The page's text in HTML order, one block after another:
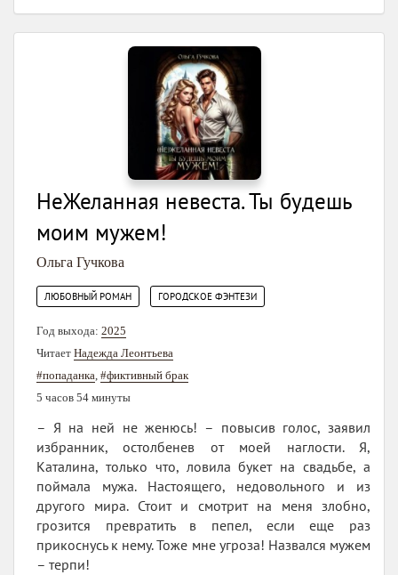
НеЖеланная невеста. Ты будешь
моим мужем!
Ольга Гучкова
ЛЮБОВНЫЙ РОМАН ГОРОДСКОЕ ФЭНТЕЗИ
Год выхода: 2025
Читает Надежда Леонтьева
#попаданка #фиктивный брак
5 часов 54 минуты
– Я на ней не женюсь! – повысив голос, заявил
избранник, остолбенев от моей наглости. Я,
Каталина, только что, ловила букет на свадьбе, а
поймала мужа. Настоящего, недовольного и из
другого мира. Стоит и смотрит на меня злобно,
грозится превратить в пепел, если еще раз
прикоснусь к нему. Тоже мне угроза! Назвался мужем
– терпи!